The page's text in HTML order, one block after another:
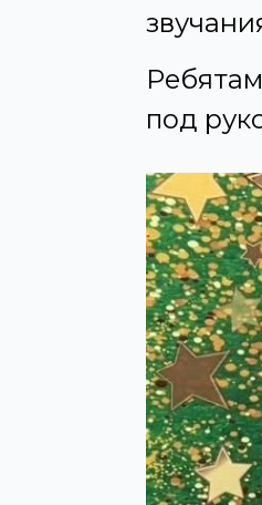
под